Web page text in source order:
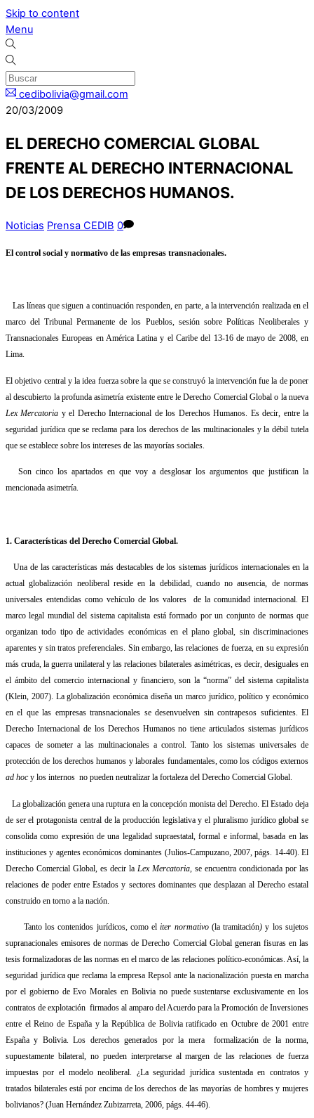
Skip to content
Menu
cedibolivia@gmail.com
20/03/2009
EL DERECHO COMERCIAL GLOBAL
FRENTE AL DERECHO INTERNACIONAL
DE LOS DERECHOS HUMANOS.
Noticias Prensa CEDIB 0
El control social y normativo de las empresas transnacionales.
Las líneas que siguen a continuación responden, en parte, a la intervención realizada en el
marco del Tribunal Permanente de los Pueblos, sesión sobre Políticas Neoliberales y
Transnacionales Europeas en América Latina y el Caribe del 13-16 de mayo de 2008, en
Lima.
El objetivo central y la idea fuerza sobre la que se construyó la intervención fue la de poner
al descubierto la profunda asimetría existente entre le Derecho Comercial Global o la nueva
Lex Mercatoria y el Derecho Internacional de los Derechos Humanos. Es decir, entre la
seguridad jurídica que se reclama para los derechos de las multinacionales y la débil tutela
que se establece sobre los intereses de las mayorías sociales.
Son cinco los apartados en que voy a desglosar los argumentos que justifican la
mencionada asimetría.
1. Características del Derecho Comercial Global.
Una de las características más destacables de los sistemas jurídicos internacionales en la
actual globalización neoliberal reside en la debilidad, cuando no ausencia, de normas
universales entendidas como vehículo de los valores
de la comunidad internacional. El
marco legal mundial del sistema capitalista está formado por un conjunto de normas que
organizan todo tipo de actividades económicas en el plano global, sin discriminaciones
aparentes y sin tratos preferenciales. Sin embargo, las relaciones de fuerza, en su expresión
más cruda, la guerra unilateral y las relaciones bilaterales asimétricas, es decir, desiguales en
el ámbito del comercio internacional y financiero, son la “norma” del sistema capitalista
(Klein, 2007). La globalización económica diseña un marco jurídico, político y económico
en el que las empresas transnacionales se desenvuelven sin contrapesos suficientes. El
Derecho Internacional de los Derechos Humanos no tiene articulados sistemas jurídicos
capaces de someter a las multinacionales a control. Tanto los sistemas universales de
protección de los derechos humanos y laborales fundamentales, como los códigos externos
ad hocy los internos no pueden neutralizar la fortaleza del Derecho Comercial Global.
La globalización genera una ruptura en la concepción monista del Derecho. El Estado deja
de ser el protagonista central de la producción legislativa y el pluralismo jurídico global se
consolida como expresión de una legalidad supraestatal, formal e informal, basada en las
instituciones y agentes económicos dominantes (Julios-Campuzano, 2007, págs. 14-40). El
Derecho Comercial Global, es decir la Lex Mercatoria , se encuentra condicionada por las
relaciones de poder entre Estados y sectores dominantes que desplazan al Derecho estatal
construido en torno a la nación.
Tanto los contenidos jurídicos, como eliter normativo (la tramitación) y los sujetos
supranacionales emisores de normas de Derecho Comercial Global generan fisuras en las
tesis formalizadoras de las normas en el marco de las relaciones político-económicas. Así, la
seguridad jurídica que reclama la empresa Repsol ante la nacionalización puesta en marcha
por el gobierno de Evo Morales en Bolivia no puede sustentarse exclusivamente en los
contratos de explotación firmados al amparo del Acuerdo para la Promoción de Inversiones
entre el Reino de España y la República de Bolivia ratificado en Octubre de 2001 entre
España y Bolivia. Los derechos generados por la mera
formalización de la norma,
supuestamente bilateral, no pueden interpretarse al margen de las relaciones de fuerza
impuestas por el modelo neoliberal. ¿La seguridad jurídica sustentada en contratos y
tratados bilaterales está por encima de los derechos de las mayorías de hombres y mujeres
bolivianos? (Juan Hernández Zubizarreta, 2006, págs. 44-46).